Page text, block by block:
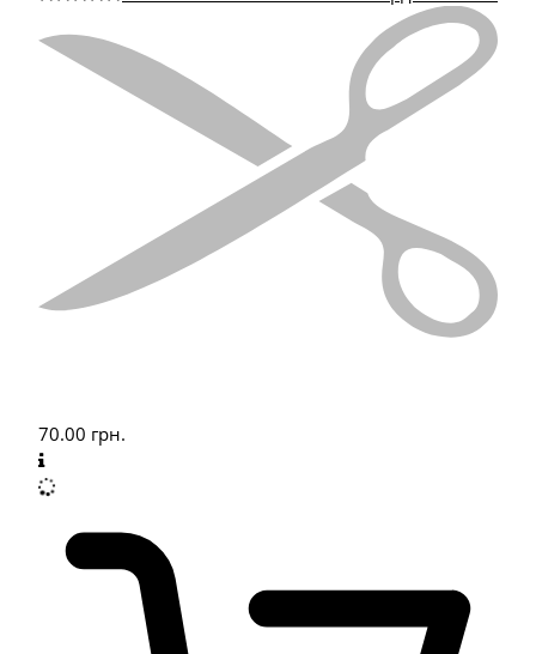
70.00 грн.